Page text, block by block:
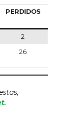
PERDIDOS
2
26